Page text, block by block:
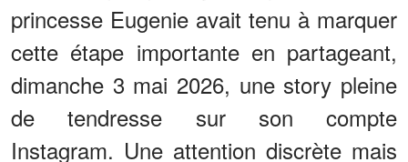
princesse Eugenie avait tenu à marquer
cette étape importante en partageant,
dimanche 3 mai 2026, une story pleine
de tendresse sur son compte
Instagram. Une attention discrète mais